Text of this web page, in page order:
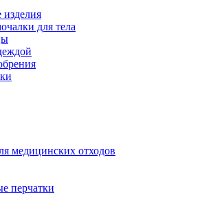
для тела
медицинских отходов
перчатки